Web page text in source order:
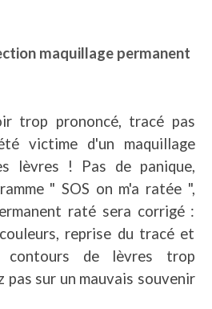
maquillage permanent
trop prononcé, tracé pas
victime d'un maquillage
lèvres ! Pas de panique,
" SOS on m'a ratée ",
raté sera corrigé :
reprise du tracé et
contours de lèvres trop
pas sur un mauvais souvenir